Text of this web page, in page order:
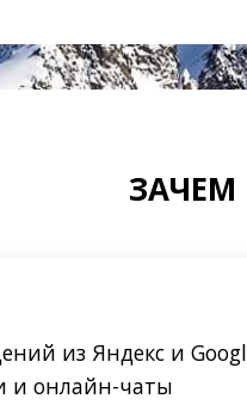
из Яндекс и
и онлайн-чаты